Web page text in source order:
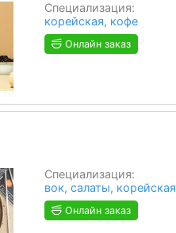
Специализация:
корейская, кофе
Онлайн заказ
Специализация:
вок,салаты, корейская
Онлайн заказ